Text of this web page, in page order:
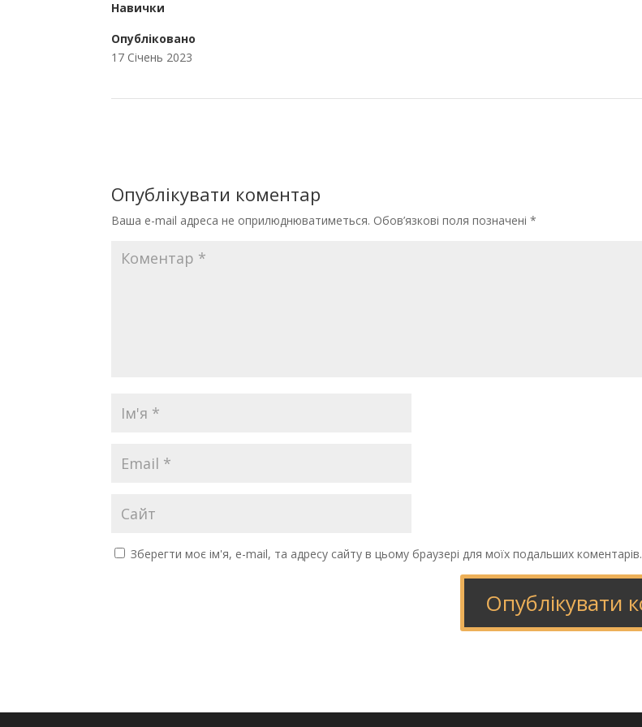
Навички
Опубліковано
17 Січень 2023
Опублікувати коментар
Ваша e-mail адреса не оприлюднюватиметься. Обов’язкові поля позначені *
Зберегти моє ім'я, e-mail, та адресу сайту в цьому браузері для моїх подальших коментарів.